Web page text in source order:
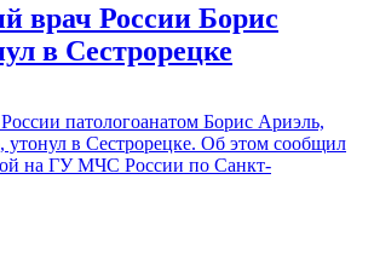
врач России Борис
в Сестрорецке
патологоанатом Борис Ариэль,
утонул в Сестрорецке. Об этом сообщил
на ГУ МЧС России по Санкт-